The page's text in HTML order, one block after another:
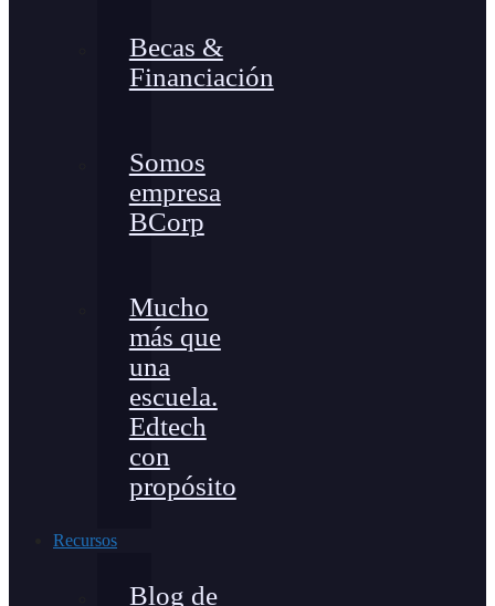
Becas &
Financiación
Somos
empresa
BCorp
Mucho
más que
una
escuela.
Edtech
con
propósito
Recursos
Blog de